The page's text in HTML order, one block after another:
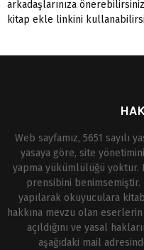
arkadaşlarınıza
kitap ekle linkini
Web sayfamız, 5651 sayılı
yasaya göre, site
yapma yükümlülüğü yoktur.
prensibini benimsemiştir.
yapılarak okuyuculara
hakkına mevzu olan
açıldığını ve yasal
aşağıdaki mail